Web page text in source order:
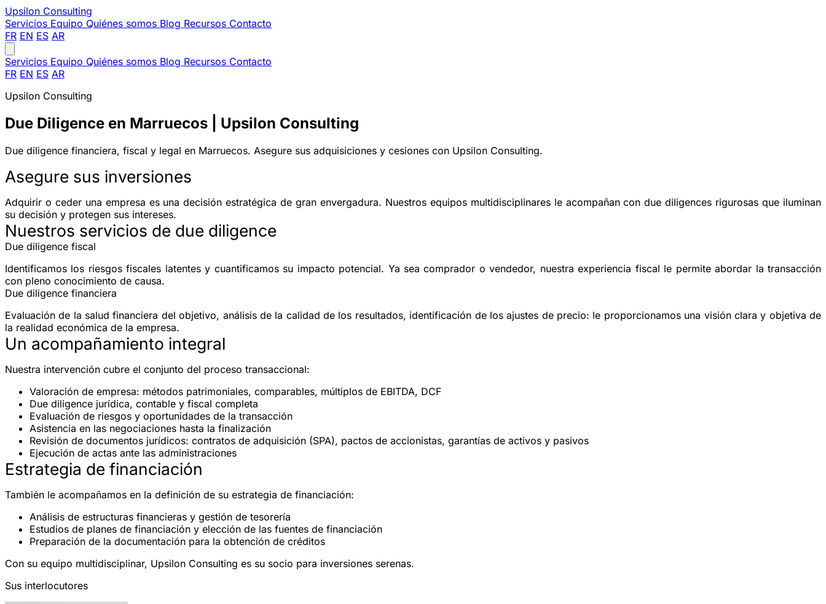
Upsilon Consulting
Servicios Equipo Quiénes somos Blog Recursos Contacto
FR EN ES AR
Servicios Equipo Quiénes somos Blog Recursos Contacto
FR EN ES AR
Upsilon Consulting
Due Diligence en Marruecos | Upsilon Consulting
Due diligence financiera, fiscal y legal en Marruecos. Asegure sus adquisiciones y cesiones con Upsilon Consulting.
Asegure sus inversiones
Adquirir o ceder una empresa es una decisión estratégica de gran envergadura. Nuestros equipos multidisciplinares le acompañan condue diligences rigurosas que iluminan
su decisión y protegen sus intereses.
Nuestros servicios de due diligence
Due diligence fiscal
Identificamos los riesgos fiscales latentes y cuantificamos su impacto potencial. Ya sea comprador o vendedor, nuestra experiencia fiscal le permite abordar la transacción
con pleno conocimiento de causa.
Due diligence financiera
Evaluación de la salud financiera del objetivo, análisis de la calidad de los resultados, identificación de los ajustes de precio: le proporcionamos una visión clara y objetiva de
la realidad económica de la empresa.
Un acompañamiento integral
Nuestra intervención cubre el conjunto del proceso transaccional:
Valoración de empresa: métodos patrimoniales, comparables, múltiplos de EBITDA, DCF
Due diligence jurídica, contable y fiscal completa
Evaluación de riesgos y oportunidades de la transacción
Asistencia en las negociaciones hasta la finalización
Revisión de documentos jurídicos: contratos de adquisición (SPA), pactos de accionistas, garantías de activos y pasivos
Ejecución de actas ante las administraciones
Estrategia de financiación
También le acompañamos en la definición de su estrategia de financiación:
Análisis de estructuras financieras y gestión de tesorería
Estudios de planes de financiación y elección de las fuentes de financiación
Preparación de la documentación para la obtención de créditos
Con su equipo multidisciplinar, Upsilon Consulting es su socio para inversiones serenas.
Sus interlocutores